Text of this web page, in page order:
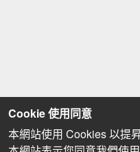
Cookie 使用同意
本網站使用 Cookies 以提